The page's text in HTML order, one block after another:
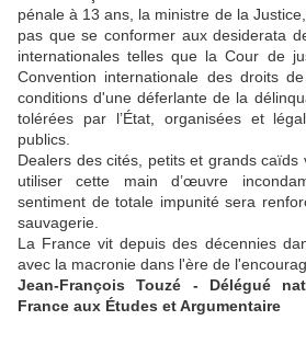
pénale à 13 ans, la ministre de la
pas que se conformer aux desiderata
internationales telles que la Cour de
Convention internationale des droits
conditions d'une déferlante de la
tolérées par l’État, organisées et
publics.
Dealers des cités, petits et grands caïds
utiliser cette main d’œuvre
sentiment de totale impunité sera
sauvagerie.
La France vit depuis des décennies
avec la macronie dans l'ère de
Jean-François Touzé - Délégué
France aux Études et Argumentaire